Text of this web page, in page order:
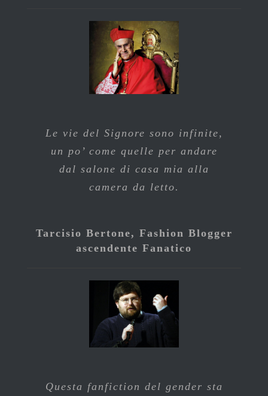
Le vie del Signore sono infinite,
un po’ come quelle per andare
dal salone di casa mia alla
camera da letto.
Tarcisio Bertone, Fashion Blogger
ascendente Fanatico
Questa fanfiction del gender sta